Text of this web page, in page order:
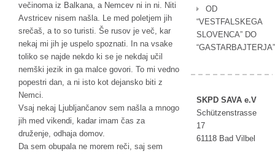
večinoma iz Balkana, a Nemcev ni in ni. Niti
Avstricev nisem našla. Le med poletjem jih
srečaš, a to so turisti. Še rusov je več, kar
nekaj mi jih je uspelo spoznati. In na vsake
toliko se najde nekdo ki se je nekdaj učil
nemški jezik in ga malce govori. To mi vedno
popestri dan, a ni isto kot dejansko biti z
Nemci.
Vsaj nekaj Ljubljančanov sem našla a mnogo
jih med vikendi, kadar imam čas za
druženje, odhaja domov.
Da sem obupala ne morem reči, saj sem
OD
“VESTFALSKEGA
SLOVENCA” DO
“GASTARBAJTERJA”
SKPD SAVA e.V
Schützenstrasse
17
61118 Bad Vilbel